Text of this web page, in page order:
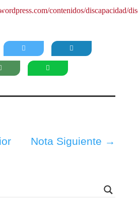
contenidos/discapacidad/
Nota Siguiente →